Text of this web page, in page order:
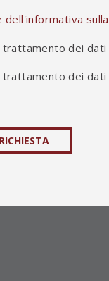
dell'informativa
trattamento dei
dei dati